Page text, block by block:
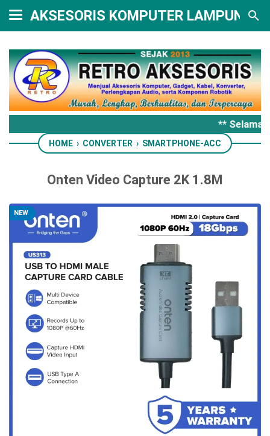
AKSESORIS KOMPUTER LAMPUNG
** Selamat
HOME › CONVERTER › SMARTPHONE-ACC
Onten Video Capture 2K 1.8M
NEW